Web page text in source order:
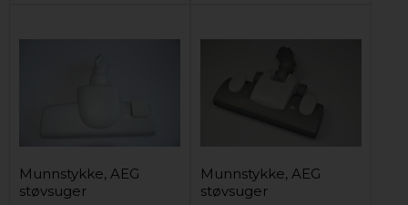
Munnstykke, AEG
støvsuger
Munnstykke, AEG
støvsuger